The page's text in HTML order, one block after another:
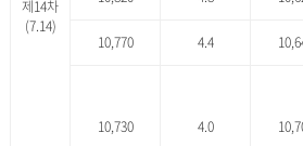
제14차
(7.14)
10,770 4.4
10,730 4.0